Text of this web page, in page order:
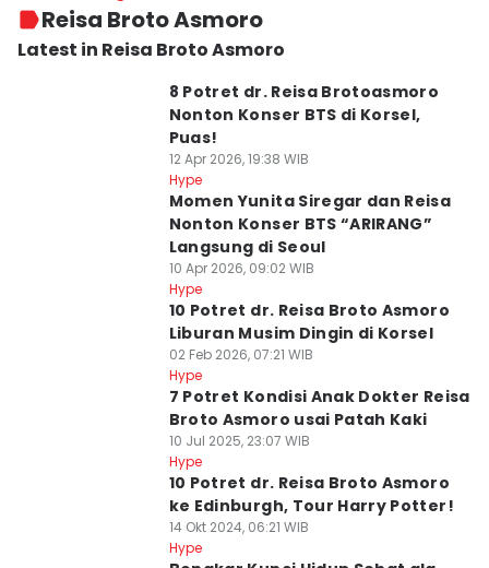
Reisa Broto Asmoro
Latest in Reisa Broto Asmoro
8 Potret dr. Reisa Brotoasmoro
Nonton Konser BTS di Korsel,
Puas!
12 Apr 2026, 19:38 WIB
Hype
Momen Yunita Siregar dan Reisa
Nonton Konser BTS “ARIRANG”
Langsung di Seoul
10 Apr 2026, 09:02 WIB
Hype
10 Potret dr. Reisa Broto Asmoro
Liburan Musim Dingin di Korsel
02 Feb 2026, 07:21 WIB
Hype
7 Potret Kondisi Anak Dokter Reisa
Broto Asmoro usai Patah Kaki
10 Jul 2025, 23:07 WIB
Hype
10 Potret dr. Reisa Broto Asmoro
ke Edinburgh, Tour Harry Potter!
14 Okt 2024, 06:21 WIB
Hype